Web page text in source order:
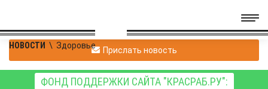
НОВОСТИ \ Здоровье Прислать новость
ФОНД ПОДДЕРЖКИ САЙТА "КРАСРАБ.РУ":